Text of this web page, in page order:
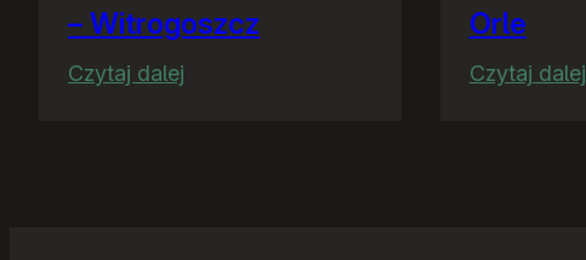
– Witrogoszcz
Czytaj dalej
Orle
Czytaj dalej: